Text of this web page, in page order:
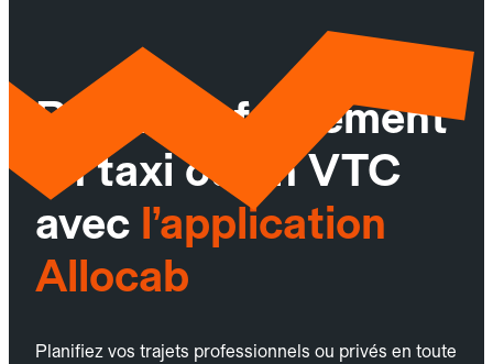
Réservez facilement
un taxi ou un VTC
avec l’application
Allocab
Planifiez vos trajets professionnels ou privés en toute